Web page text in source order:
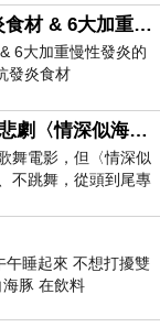
欣儀營養師 - 6種抗發炎食材 & 6大加重慢性發炎的飲食習慣
6大加重慢性發炎的
發炎食材
?fbid=147
AI27歲的葛蘭主演文藝悲劇〈情深似海〉 #戀上老電影 #葛蘭 #粟子
舞電影，但〈情深似
不跳舞，從頭到尾專
超過12個鐘
午睡起來 不想打擾雙
豚 在飲料